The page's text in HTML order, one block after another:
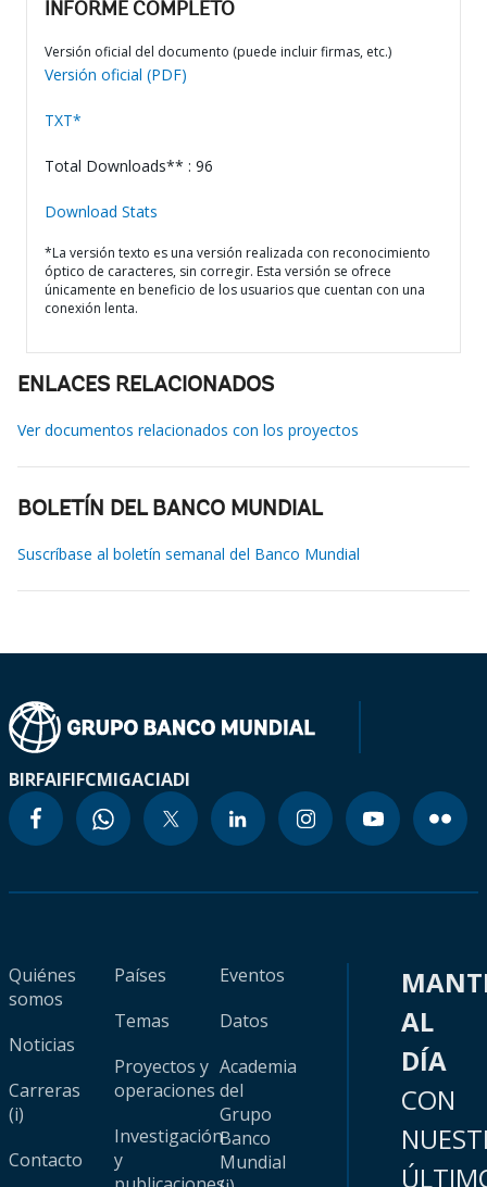
INFORME COMPLETO
Versión oficial del documento (puede incluir firmas, etc.)
Versión oficial (PDF)
TXT*
Total Downloads** : 96
Download Stats
*La versión texto es una versión realizada con reconocimiento
óptico de caracteres, sin corregir. Esta versión se ofrece
únicamente en beneficio de los usuarios que cuentan con una
conexión lenta.
ENLACES RELACIONADOS
Ver documentos relacionados con los proyectos
BOLETÍN DEL BANCO MUNDIAL
Suscríbase al boletín semanal del Banco Mundial
BIRFAIFIFCMIGACIADI
Quiénes
somos
Noticias
Carreras
(i)
Contacto
Países
Temas
Proyectos y
operaciones
Investigación
y
Eventos
Datos
Academia
del
Grupo
Banco
Mundial
AL
DÍA
CON